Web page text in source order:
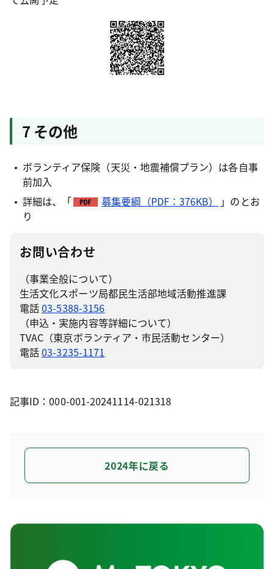
7 その他
ボランティア保険（天災・地震補償プラン）は各自事
前加入
詳細は、「
募集要綱（PDF：376KB）
」のとお
り
お問い合わせ
（事業全般について）
生活文化スポーツ局都民生活部地域活動推進課
電話03-5388-3156
（申込・実施内容等詳細について）
TVAC（東京ボランティア・市民活動センター）
電話03-3235-1171
記事ID：000-001-20241114-021318
2024年に戻る